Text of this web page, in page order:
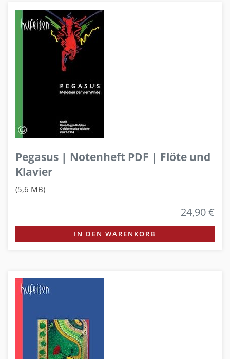
Pegasus | Notenheft PDF | Flöte und
Klavier
(5,6 MB)
24,90 €
IN DEN WARENKORB